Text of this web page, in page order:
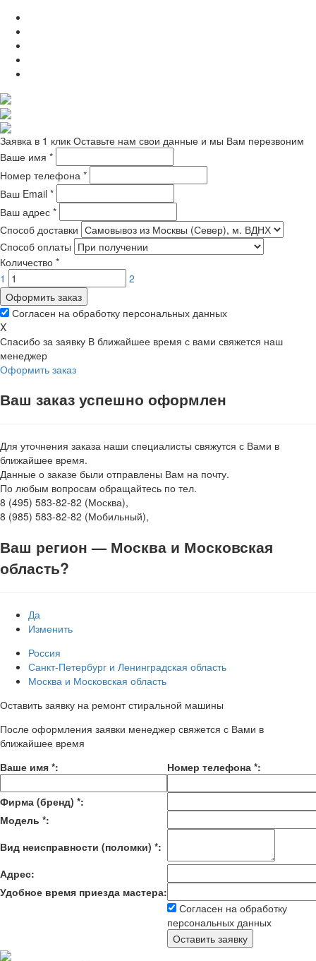
Заявка в 1 клик Оставьте нам свои данные и мы Вам перезвоним
Ваше имя *
Номер телефона *
Ваш Email *
Ваш адрес *
Способ доставки
Способ оплаты
Количество *
1
2
Оформить заказ
Согласен на обработку персональных данных
X
Спасибо за заявку В ближайшее время с вами свяжется наш
менеджер
Оформить заказ
Ваш заказ успешно оформлен
Для уточнения заказа наши специалисты свяжутся с Вами в
ближайшее время.
Данные о заказе были отправлены Вам на почту.
По любым вопросам обращайтесь по тел.
8 (495) 583-82-82 (Москва),
8 (985) 583-82-82 (Мобильный),
Ваш регион — Москва и Московская
область?
Да
Изменить
Россия
Санкт-Петербург и Ленинградская область
Москва и Московская область
Оставить заявку на ремонт стиральной машины
После оформления заявки менеджер свяжется с Вами в
ближайшее время
Ваше имя *: Номер телефона *:
Фирма (бренд) *:
Модель *:
Вид неисправности (поломки) *:
Адрес:
Удобное время приезда мастера:
Согласен на обработку
персональных данных